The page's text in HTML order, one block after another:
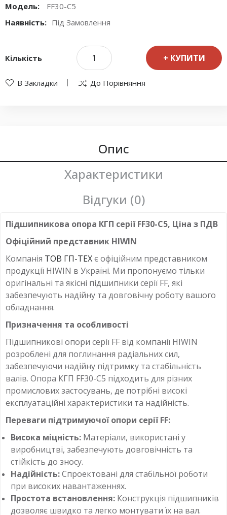
Модель:
FF30-C5
Наявність: Під Замовлення
Кількість КУПИТИ
В Закладки До Порівняння
Опис
Характеристики
Відгуки (0)
Підшипникова опора КГП серії FF30-C5, Ціна з ПДВ
Офіційний представник HIWIN
Компанія ТОВ ГП-ТЕХє офіційним представником
продукції HIWIN в Україні. Ми пропонуємо тільки
оригінальні та якісні підшипники серії FF, які
забезпечують надійну та довговічну роботу вашого
обладнання.
Призначення та особливості
Підшипникові опори серії FF від компанії HIWIN
розроблені для поглинання радіальних сил,
забезпечуючи надійну підтримку та стабільність
валів. Опора КГП FF30-C5 підходить для різних
промислових застосувань, де потрібні високі
експлуатаційні характеристики та надійність.
Переваги підтримуючої опори серії FF:
Висока міцність: Матеріали, використані у
виробництві, забезпечують довговічність та
стійкість до зносу.
Надійність:Спроектовані для стабільної роботи
при високих навантаженнях.
Простота встановлення: Конструкція підшипників
дозволяє швидко та легко монтувати їх на вал.